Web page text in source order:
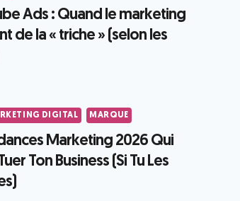
Ads : Quand le marketing
de la « triche » (selon les
DIGITAL MARQUE
Marketing 2026 Qui
Ton Business (Si Tu Les